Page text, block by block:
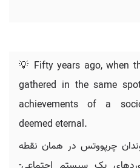
💡 Fifty years ago, when
gathered in the same
achievements of a
deemed eternal.
چرپووتس در همان نقطه